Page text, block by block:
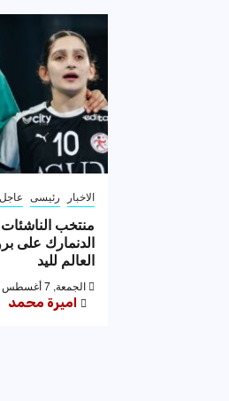
الاخبار رئيسى عاجل
منتخب
الدنمارك على
العالم لليد
الجمعة, 7 أغسطس 2026, 7:56 م
اميرة محمد